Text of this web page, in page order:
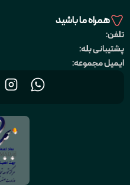
همراه ما باشید
تلفن:
پشتیبانی بله:
ایمیل مجموعه: